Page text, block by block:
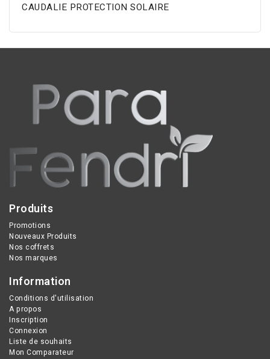
CAUDALIE PROTECTION SOLAIRE
Produits
Promotions
Nouveaux Produits
Nos coffrets
Nos marques
Information
Conditions d'utilisation
A propos
Inscription
Connexion
Liste de souhaits
Mon Comparateur